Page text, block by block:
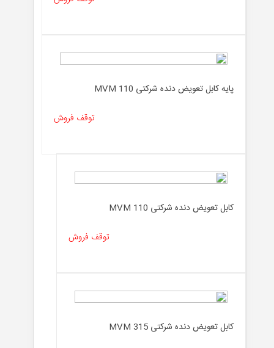
پایه کابل تعویض دنده شرکتی MVM 110
توقف فروش
کابل تعویض دنده شرکتی MVM 110
توقف فروش
کابل تعویض دنده شرکتی MVM 315